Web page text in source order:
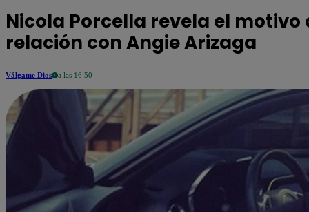
Nicola Porcella revela el
relación con Angie Arizaga
Válgame Dios a las 16:50